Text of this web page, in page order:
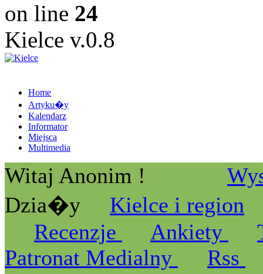
on line 24
Kielce v.0.8
Home
Artyku�y
Kalendarz
Informator
Miejsca
Multimedia
Witaj Anonim !
Dzia�y
Kielce i region
Recenzje
Ankiety
Patronat Medialny
Rss